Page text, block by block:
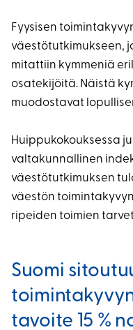
Fyysisen
väestötutkimukseen,
mitattiin kymmeniä
osatekijöitä. Näistä
muodostavat
Huippukokouksessa
valtakunnallinen
väestötutkimuksen
väestön
ripeiden toimien
Suomi
tavoite 15 %